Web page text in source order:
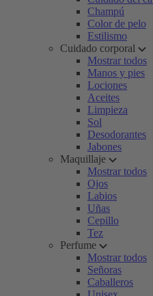
Champú
Color de pelo
Estilismo
Cuidado corporal
Mostrar todos
Manos y pies
Lociones
Aceites
Limpieza
Sol
Desodorantes
Jabones
Maquillaje
Mostrar todos
Ojos
Labios
Uñas
Cepillo
Tez
Perfume
Mostrar todos
Señoras
Caballeros